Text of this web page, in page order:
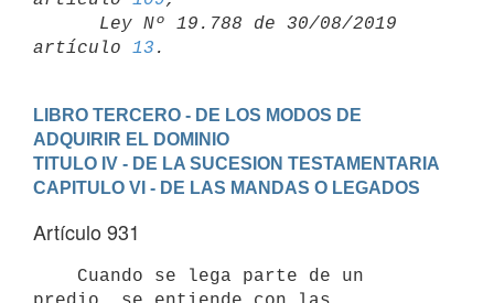
artículo 13
LIBRO TERCERO - DE LOS MODOS DE
ADQUIRIR EL DOMINIO
TITULO IV - DE LA SUCESION TESTAMENTARIA
CAPITULO VI - DE LAS MANDAS O LEGADOS
Artículo 931